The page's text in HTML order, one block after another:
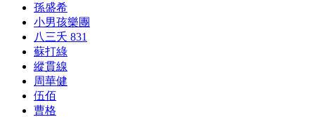
孫盛希
小男孩樂團
八三夭 831
蘇打綠
縱貫線
周華健
伍佰
曹格